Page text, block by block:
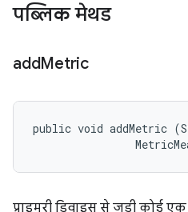
पब्लिक मेथड
addMetric
public void addMetric
प्राइमरी डिवाइस से जुड़ी कोई